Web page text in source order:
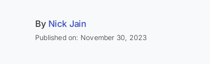
By Nick Jain
Published on: November 30, 2023